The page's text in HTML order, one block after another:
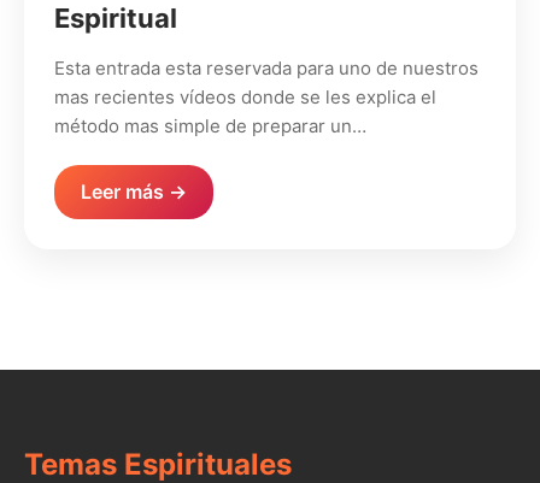
Espiritual
Esta entrada esta reservada para uno de nuestros
mas recientes vídeos donde se les explica el
método mas simple de preparar un…
Leer más →
Temas Espirituales